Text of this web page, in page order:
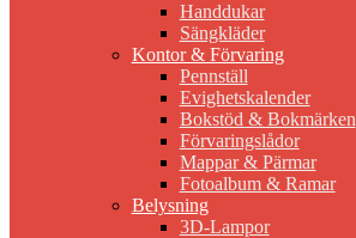
Handdukar
Sängkläder
Kontor & Förvaring
Pennställ
Evighetskalender
Bokstöd & Bokmärken
Förvaringslådor
Mappar & Pärmar
Fotoalbum & Ramar
Belysning
3D-Lampor